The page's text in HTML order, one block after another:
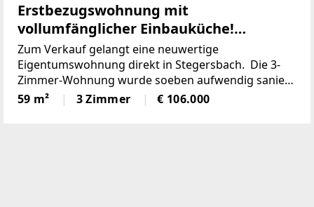
Erstbezugswohnung mit
vollumfänglicher Einbauküche!
(Provisionsfrei)
Zum Verkauf gelangt eine neuwertige
Eigentumswohnung direkt in Stegersbach. Die 3-
Zimmer-Wohnung wurde soeben aufwendig saniert.
So wurde unter anderem dieElektronik gänzlich
erneuert und für einen niedrigen
59 m² 3 Zimmer € 106.000